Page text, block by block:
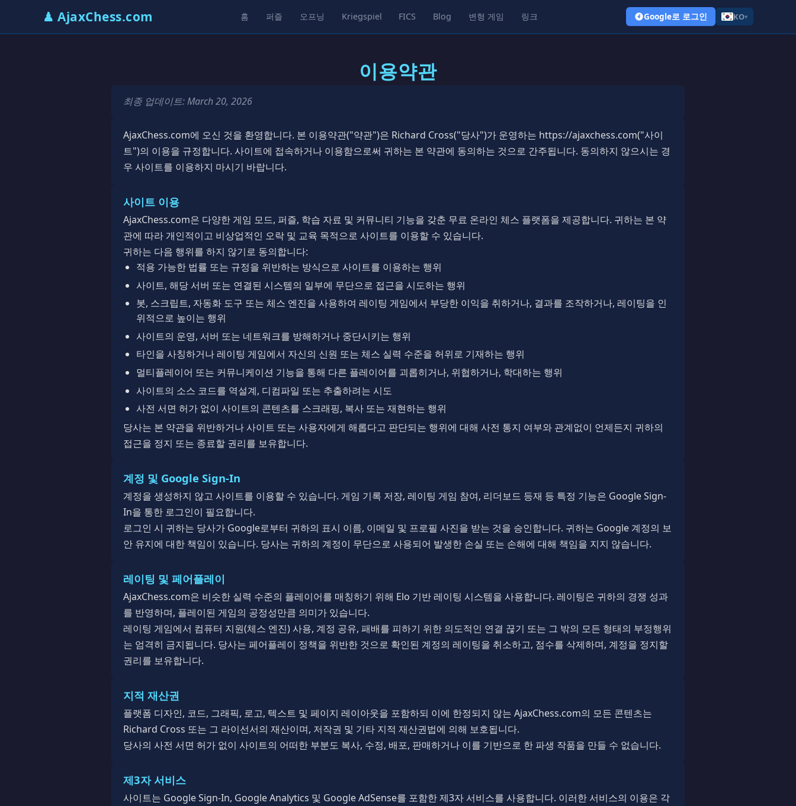
♟ AjaxChess.com 홈 퍼즐 오프닝 Kriegspiel FICS Blog 변형 게임 링크 Google로 로그인 KO▾
이용약관
최종 업데이트: March 20, 2026
AjaxChess.com에 오신 것을 환영합니다. 본 이용약관("약관")은 Richard Cross("당사")가 운영하는 https://ajaxchess.com("사이
트")의 이용을 규정합니다. 사이트에 접속하거나 이용함으로써 귀하는 본 약관에 동의하는 것으로 간주됩니다. 동의하지 않으시는 경
우 사이트를 이용하지 마시기 바랍니다.
사이트 이용
AjaxChess.com은 다양한 게임 모드, 퍼즐, 학습 자료 및 커뮤니티 기능을 갖춘 무료 온라인 체스 플랫폼을 제공합니다. 귀하는 본 약
관에 따라 개인적이고 비상업적인 오락 및 교육 목적으로 사이트를 이용할 수 있습니다.
귀하는 다음 행위를 하지 않기로 동의합니다:
적용 가능한 법률 또는 규정을 위반하는 방식으로 사이트를 이용하는 행위
사이트, 해당 서버 또는 연결된 시스템의 일부에 무단으로 접근을 시도하는 행위
봇, 스크립트, 자동화 도구 또는 체스 엔진을 사용하여 레이팅 게임에서 부당한 이익을 취하거나, 결과를 조작하거나, 레이팅을 인
위적으로 높이는 행위
사이트의 운영, 서버 또는 네트워크를 방해하거나 중단시키는 행위
타인을 사칭하거나 레이팅 게임에서 자신의 신원 또는 체스 실력 수준을 허위로 기재하는 행위
멀티플레이어 또는 커뮤니케이션 기능을 통해 다른 플레이어를 괴롭히거나, 위협하거나, 학대하는 행위
사이트의 소스 코드를 역설계, 디컴파일 또는 추출하려는 시도
사전 서면 허가 없이 사이트의 콘텐츠를 스크래핑, 복사 또는 재현하는 행위
당사는 본 약관을 위반하거나 사이트 또는 사용자에게 해롭다고 판단되는 행위에 대해 사전 통지 여부와 관계없이 언제든지 귀하의
접근을 정지 또는 종료할 권리를 보유합니다.
계정 및 Google Sign-In
계정을 생성하지 않고 사이트를 이용할 수 있습니다. 게임 기록 저장, 레이팅 게임 참여, 리더보드 등재 등 특정 기능은 Google Sign-
In을 통한 로그인이 필요합니다.
로그인 시 귀하는 당사가 Google로부터 귀하의 표시 이름, 이메일 및 프로필 사진을 받는 것을 승인합니다. 귀하는 Google 계정의 보
안 유지에 대한 책임이 있습니다. 당사는 귀하의 계정이 무단으로 사용되어 발생한 손실 또는 손해에 대해 책임을 지지 않습니다.
레이팅 및 페어플레이
AjaxChess.com은 비슷한 실력 수준의 플레이어를 매칭하기 위해 Elo 기반 레이팅 시스템을 사용합니다. 레이팅은 귀하의 경쟁 성과
를 반영하며, 플레이된 게임의 공정성만큼 의미가 있습니다.
레이팅 게임에서 컴퓨터 지원(체스 엔진) 사용, 계정 공유, 패배를 피하기 위한 의도적인 연결 끊기 또는 그 밖의 모든 형태의 부정행위
는 엄격히 금지됩니다. 당사는 페어플레이 정책을 위반한 것으로 확인된 계정의 레이팅을 취소하고, 점수를 삭제하며, 계정을 정지할
권리를 보유합니다.
지적 재산권
플랫폼 디자인, 코드, 그래픽, 로고, 텍스트 및 페이지 레이아웃을 포함하되 이에 한정되지 않는 AjaxChess.com의 모든 콘텐츠는
Richard Cross 또는 그 라이선서의 재산이며, 저작권 및 기타 지적 재산권법에 의해 보호됩니다.
당사의 사전 서면 허가 없이 사이트의 어떠한 부분도 복사, 수정, 배포, 판매하거나 이를 기반으로 한 파생 작품을 만들 수 없습니다.
제3자 서비스
사이트는 Google Sign-In, Google Analytics 및 Google AdSense를 포함한 제3자 서비스를 사용합니다. 이러한 서비스의 이용은 각